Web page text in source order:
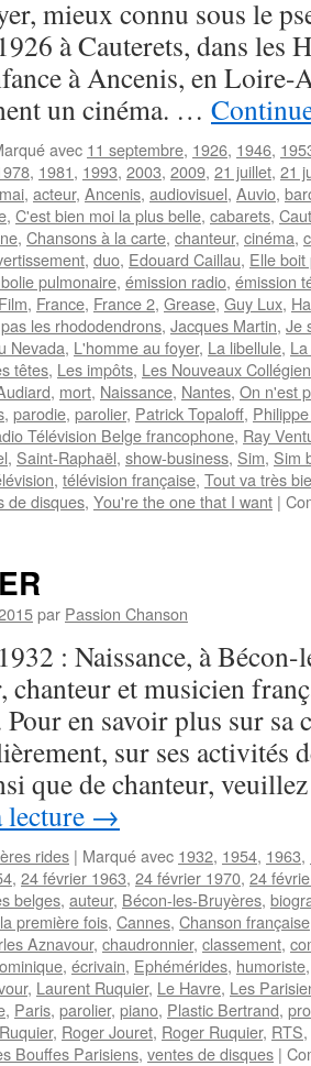
mieux connu sous le
à Cauterets, dans les
à Ancenis, en Loire-
un cinéma. …
avec 11 septembre, 1926, 1946,
, 1981, 1993, 2003, 2009, 21 juillet, 21
, acteur, Ancenis, audiovisuel, Auvio,
, C'est bien moi la plus belle, cabarets,
, Chansons à la carte, chanteur, cinéma,
, duo, Edouard Caillau, Elle
pulmonaire, émission radio, émission
Film, France, France 2, Grease, Guy Lux,
les rhododendrons, Jacques Martin, Je
Nevada, L'homme au foyer, La libellule,
têtes, Les impôts, Les Nouveaux
, mort, Naissance, Nantes, On n'est
, parodie, parolier, Patrick Topaloff,
Télévision Belge francophone, Ray
, Saint-Raphaël, show-business, Sim, Sim
, télévision française, Tout va très
de disques, You're the one that I want |
par Passion Chanson
: Naissance, à
chanteur et musicien
en savoir plus sur sa
sur ses activités
que de chanteur,
→
rides | Marqué avec 1932, 1954, 1963,
, 24 février 1963, 24 février 1970, 24
belges, auteur, Bécon-les-Bruyères,
première fois, Cannes, Chanson française
Aznavour, chaudronnier, classement,
, écrivain, Ephémérides, humoriste
, Laurent Ruquier, Le Havre, Les
, Paris, parolier, piano, Plastic Bertrand,
, Roger Jouret, Roger Ruquier, RTS,
Bouffes Parisiens, ventes de disques |